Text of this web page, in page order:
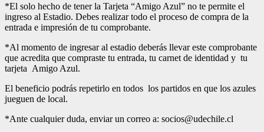
*El solo hecho de tener la Tarjeta “Amigo Azul” no te permite el
ingreso al Estadio. Debes realizar todo el proceso de compra de la
entrada e impresión de tu comprobante.
*Al momento de ingresar al estadio deberás llevar este comprobante
que acredita que compraste tu entrada, tu carnet de identidad y tu
tarjeta Amigo Azul.
El beneficio podrás repetirlo en todos los partidos en que los azules
jueguen de local.
*Ante cualquier duda, enviar un correo a: socios@udechile.cl